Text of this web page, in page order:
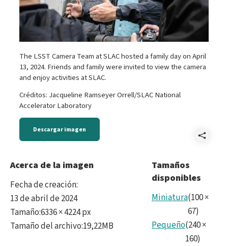
The LSST Camera Team at SLAC hosted a family day on April
13, 2024. Friends and family were invited to view the camera
and enjoy activities at SLAC.
Créditos: Jacqueline Ramseyer Orrell/SLAC National
Accelerator Laboratory
Descargar imagen
Acerca de la imagen
Fecha de creación:
13 de abril de 2024
Tamaño:6336 × 4224 px
Tamaño del archivo:19,22MB
Tamaños
disponibles
Miniatura(100×
67)
Pequeño(240×
160)